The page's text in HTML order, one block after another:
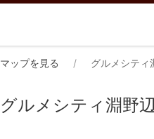
マップを見る グルメシティ
グルメシティ淵野